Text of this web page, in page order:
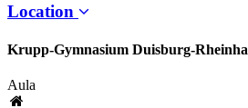
Location
Krupp-Gymnasium Duisburg-
Aula